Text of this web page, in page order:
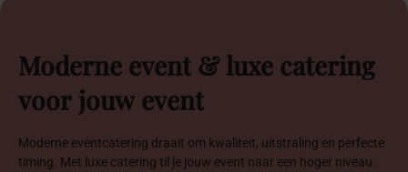
Moderne event & luxe catering
voor jouw event
Moderne eventcatering draait om kwaliteit, uitstraling en perfecte
timing. Met luxe catering til je jouw event naar een hoger niveau: